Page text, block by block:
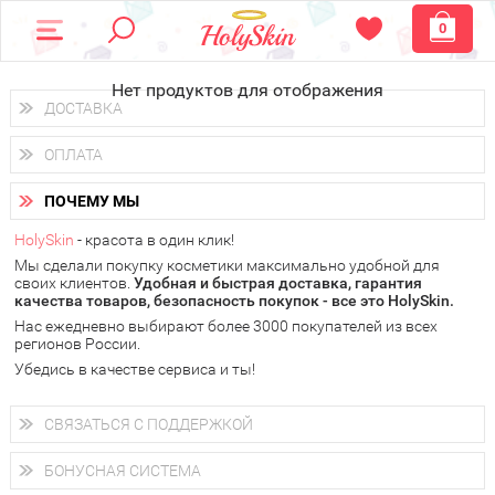
0
Нет продуктов для отображения
ДОСТАВКА
Доставка осуществляетсяпо всем городам России.
Вы можете выбрать доставку курьером, Почтой России или
получить заказ в пунктах выдачи PickPoint или пункте
самовывоза.
В 20 городах России доставка осуществляется ужена
следующий день.
у Вас всегда есть возможность получитьбесплатную
доставку от HolySkin.
подробнее об условиях доставки и оплаты в Вашем городе
ОПЛАТА
Вы можете оплатить свой заказ любым удобным способом:
наличными деньгами (
через интернет-банк (Альфа-банк, Сбербанк) и другими
электронными способами.
ПОЧЕМУ МЫ
HolySkin - красота в один клик!
Мы сделали покупку косметики максимально удобной для
своих клиентов. Удобная и быстрая доставка, гарантия
качества товаров, безопасность покупок - все это HolySkin.
Нас ежедневно выбирают более 3000 покупателей из всех
регионов России.
Убедись в качестве сервиса и ты!
СВЯЗАТЬСЯ С ПОДДЕРЖКОЙ
+7 (800) 707-24-55
Мы будем рады ответить на все Ваши вопросы по работе
магазина, проконсультировать по товарам, рассказать о
БОНУСНАЯ СИСТЕМА